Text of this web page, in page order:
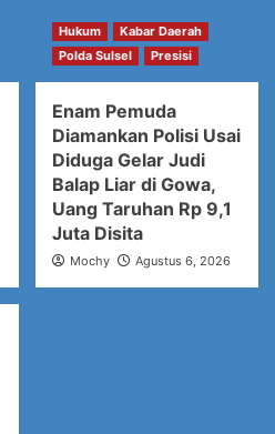
Hukum
Kabar Daerah
Polda Sulsel
Presisi
Enam Pemuda
Diamankan Polisi Usai
Diduga Gelar Judi
Balap Liar di Gowa,
Uang Taruhan Rp 9,1
Juta Disita
Mochy
Agustus 6, 2026